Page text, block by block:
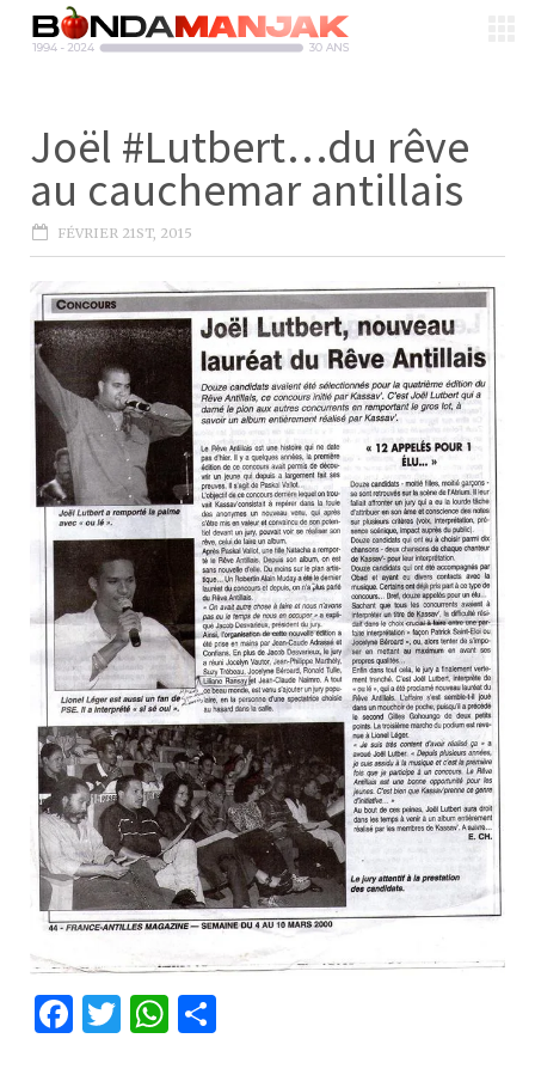
Joël #Lutbert…du rêve
au cauchemar antillais
FÉVRIER 21ST, 2015
Facebook
Twitter
WhatsApp